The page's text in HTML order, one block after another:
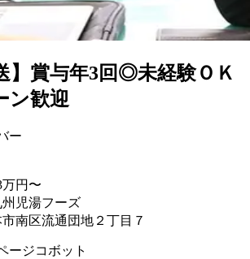
】賞与年3回◎未経験ＯＫ
ン歓迎
ー
万円〜
児湯フーズ
南区流通団地２丁目７
ージコボット